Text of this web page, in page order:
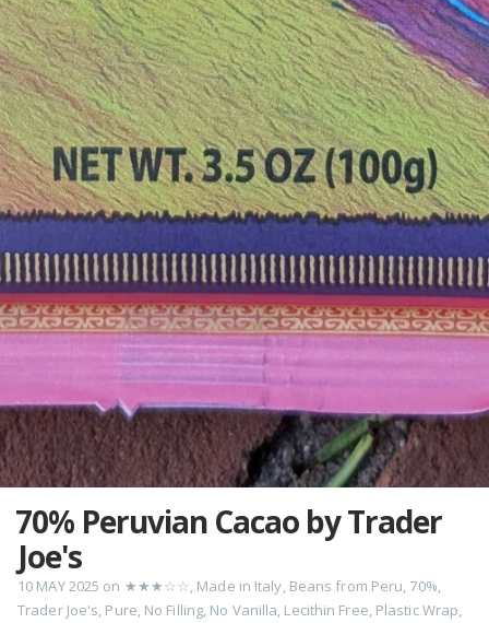
70% Peruvian Cacao by Trader
Joe's
10 MAY 2025 on ★★★☆☆, Made in Italy, Beans from Peru, 70%,
Trader Joe's, Pure, No Filling, No Vanilla, Lecithin Free, Plastic Wrap,